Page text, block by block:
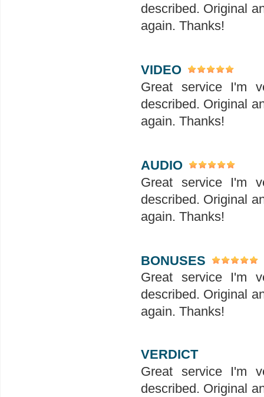
described. Original
again. Thanks!
VIDEO
Great service I'm
described. Original
again. Thanks!
AUDIO
Great service I'm
described. Original
again. Thanks!
BONUSES
Great service I'm
described. Original
again. Thanks!
VERDICT
Great service I'm
described. Original